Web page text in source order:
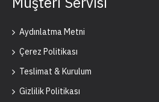
Aydınlatma Metni
Çerez Politikası
Teslimat & Kurulum
Gizlilik Politikası